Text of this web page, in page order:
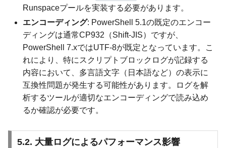
Runspaceプールを実装する必要があります。
エンコーディング: PowerShell 5.1の既定のエンコー
ディングは通常CP932（Shift-JIS）ですが、
PowerShell 7.xではUTF-8が既定となっています。こ
れにより、特にスクリプトブロックログが記録する
内容において、多言語文字（日本語など）の表示に
互換性問題が発生する可能性があります。ログを解
析するツールが適切なエンコーディングで読み込め
るか確認が必要です。
5.2. 大量ログによるパフォーマンス影響